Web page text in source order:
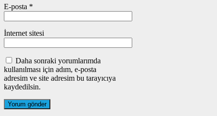
E-posta *
İnternet sitesi
Daha sonraki yorumlarımda
kullanılması için adım, e-posta
adresim ve site adresim bu tarayıcıya
kaydedilsin.